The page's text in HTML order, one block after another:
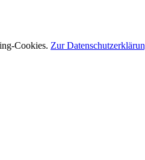
Cookies. Zur